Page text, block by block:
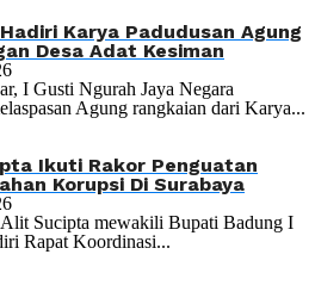
Karya Padudusan Agung
Desa Adat Kesiman
I Gusti Ngurah Jaya Negara
Agung rangkaian dari Karya...
Ikuti Rakor Penguatan
Korupsi Di Surabaya
Sucipta mewakili Bupati Badung I
Rapat Koordinasi...